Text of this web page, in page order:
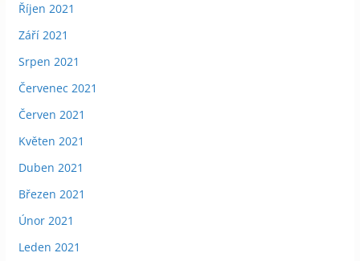
Říjen 2021
Září 2021
Srpen 2021
Červenec 2021
Červen 2021
Květen 2021
Duben 2021
Březen 2021
Únor 2021
Leden 2021